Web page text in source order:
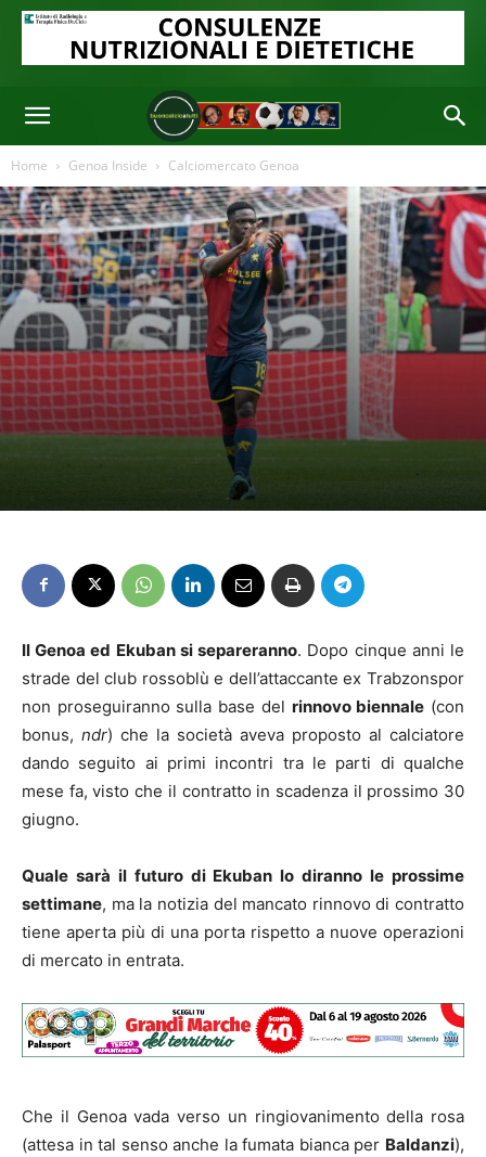
Home Genoa Inside Calciomercato Genoa
Il Genoa ed Ekuban si separeranno. Dopo cinque anni le
strade del club rossoblù e dell’attaccante ex Trabzonspor
non proseguiranno sulla base del rinnovo biennale (con
bonus, ndr) che la società aveva proposto al calciatore
dando seguito ai primi incontri tra le parti di qualche
mese fa, visto che il contratto in scadenza il prossimo 30
giugno.
Quale sarà il futuro di Ekuban lo diranno le prossime
settimane, ma la notizia del mancato rinnovo di contratto
tiene aperta più di una porta rispetto a nuove operazioni
di mercato in entrata.
Che il Genoa vada verso un ringiovanimento della rosa
(attesa in tal senso anche la fumata bianca per Baldanzi),